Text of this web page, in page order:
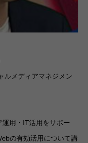
ルメディアマネジメン
用・IT活用をサポー
の有効活用について講